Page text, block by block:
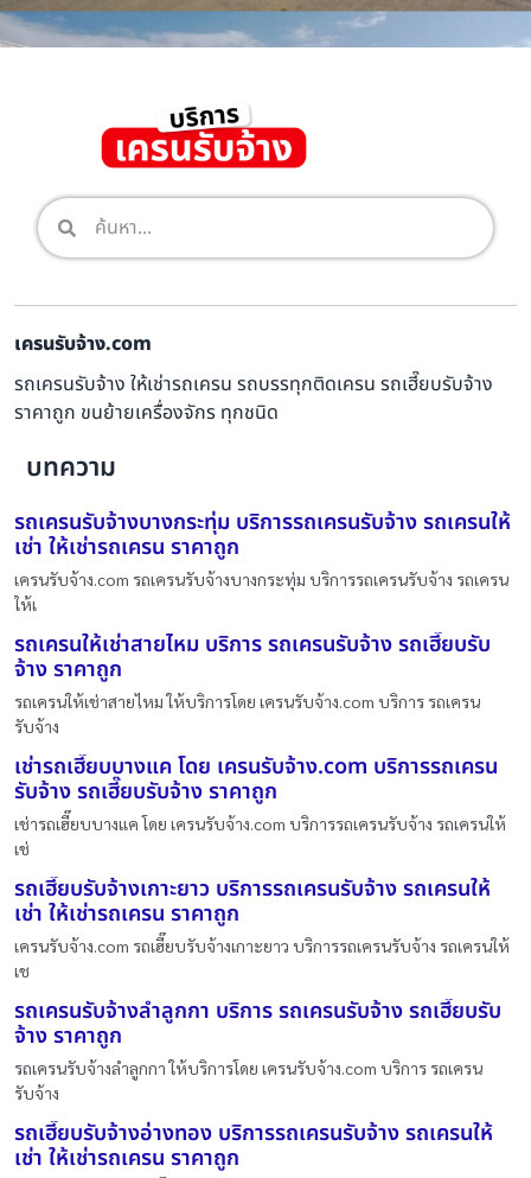
เครนรับจ้าง.com
รถเครนรับจ้าง ให้เช่ารถเครน รถบรรทุกติดเครน รถเฮี๊ยบรับจ้าง
ราคาถูก ขนย้ายเครื่องจักร ทุกชนิด
บทความ
รถเครนรับจ้างบางกระทุ่ม บริการรถเครนรับจ้าง รถเครนให้
เช่า ให้เช่ารถเครน ราคาถูก
เครนรับจ้าง.com รถเครนรับจ้างบางกระทุ่ม บริการรถเครนรับจ้าง รถเครน
ให้เ
รถเครนให้เช่าสายไหม บริการ รถเครนรับจ้าง รถเฮี๊ยบรับ
จ้าง ราคาถูก
รถเครนให้เช่าสายไหม ให้บริการโดย เครนรับจ้าง.com บริการ รถเครน
รับจ้าง
เช่ารถเฮี๊ยบบางแค โดย เครนรับจ้าง.com บริการรถเครน
รับจ้าง รถเฮี๊ยบรับจ้าง ราคาถูก
เช่ารถเฮี๊ยบบางแค โดย เครนรับจ้าง.com บริการรถเครนรับจ้าง รถเครนให้
เช่
รถเฮี๊ยบรับจ้างเกาะยาว บริการรถเครนรับจ้าง รถเครนให้
เช่า ให้เช่ารถเครน ราคาถูก
เครนรับจ้าง.com รถเฮี๊ยบรับจ้างเกาะยาว บริการรถเครนรับจ้าง รถเครนให้
เช
รถเครนรับจ้างลำลูกกา บริการ รถเครนรับจ้าง รถเฮี๊ยบรับ
จ้าง ราคาถูก
รถเครนรับจ้างลำลูกกา ให้บริการโดย เครนรับจ้าง.com บริการ รถเครน
รับจ้าง
รถเฮี๊ยบรับจ้างอ่างทอง บริการรถเครนรับจ้าง รถเครนให้
เช่า ให้เช่ารถเครน ราคาถูก